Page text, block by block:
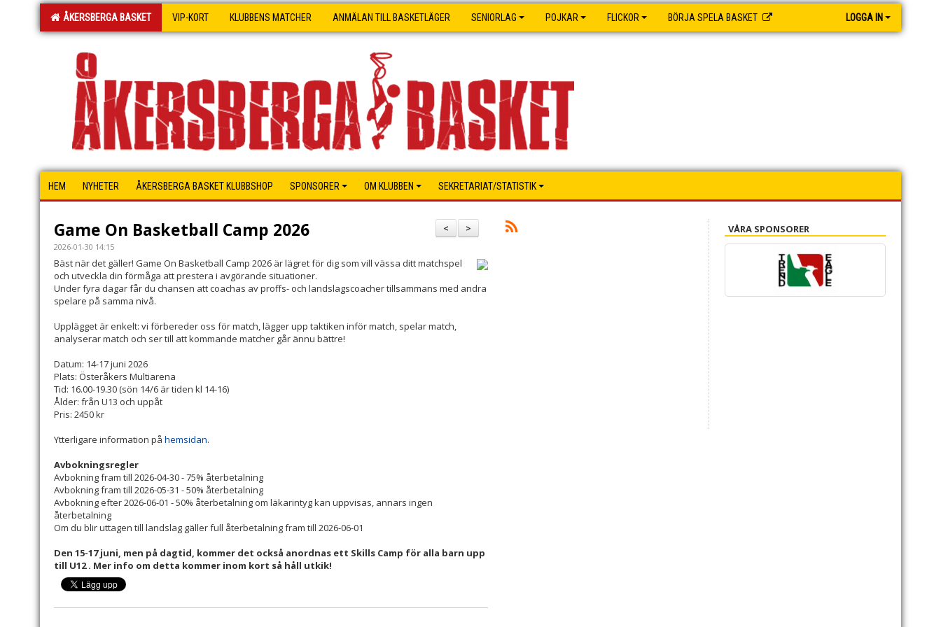
ÅKERSBERGA BASKET VIP-KORT KLUBBENS MATCHER ANMÄLAN TILL BASKETLÄGER SENIORLAG POJKAR FLICKOR BÖRJA SPELA BASKET LOGGA IN
HEM NYHETER ÅKERSBERGA BASKET KLUBBSHOP SPONSORER OM KLUBBEN SEKRETARIAT/STATISTIK
>
<
Game On Basketball Camp 2026
2026-01-30 14:15
Bäst när det gäller! Game On Basketball Camp 2026 är lägret för dig som vill vässa ditt matchspel
och utveckla din förmåga att prestera i avgörande situationer.
Under fyra dagar får du chansen att coachas av proffs- och landslagscoacher tillsammans med andra
spelare på samma nivå.
Upplägget är enkelt: vi förbereder oss för match, lägger upp taktiken inför match, spelar match,
analyserar match och ser till att kommande matcher går ännu bättre!
Datum: 14-17 juni 2026
Plats: Österåkers Multiarena
Tid: 16.00-19.30 (sön 14/6 är tiden kl 14-16)
Ålder: från U13 och uppåt
Pris: 2450 kr
Ytterligare information på hemsidan.
Avbokningsregler
Avbokning fram till 2026-04-30 - 75% återbetalning
Avbokning fram till 2026-05-31 - 50% återbetalning
Avbokning efter 2026-06-01 - 50% återbetalning om läkarintyg kan uppvisas, annars ingen
återbetalning
Om du blir uttagen till landslag gäller full återbetalning fram till 2026-06-01
Den 15-17 juni, men på dagtid, kommer det också anordnas ett Skills Camp för alla barn upp
till U12 . Mer info om detta kommer inom kort så håll utkik!
VÅRA SPONSORER